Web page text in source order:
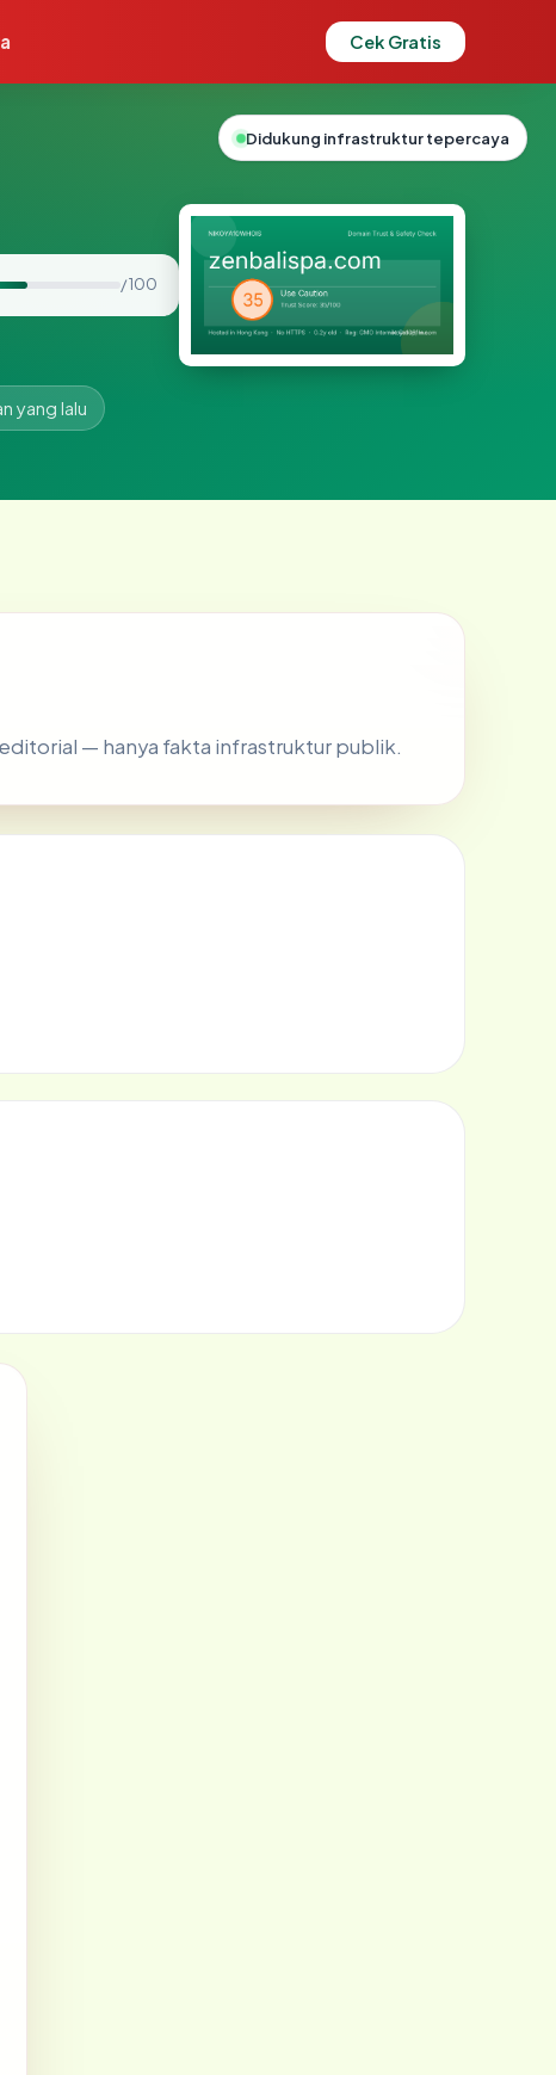
Cek Gratis
/ 100
yang lalu
— hanya fakta infrastruktur publik.
Didukung infrastruktur tepercaya